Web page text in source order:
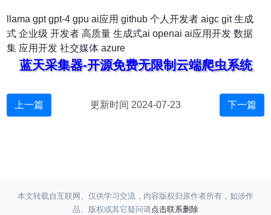
llama gpt gpt-4 gpu ai应用 github 个人开发者 aigc git 生成
式 企业级 开发者 高质量 生成式ai openai ai应用开发 数据
集 应用开发 社交媒体 azure
蓝天采集器-开源免费无限制云端爬虫系统
上一篇 更新时间 2024-07-23 下一篇
本文转载自互联网、仅供学习交流，内容版权归原作者所有，如涉作
品、版权或其它疑问请点击联系删除